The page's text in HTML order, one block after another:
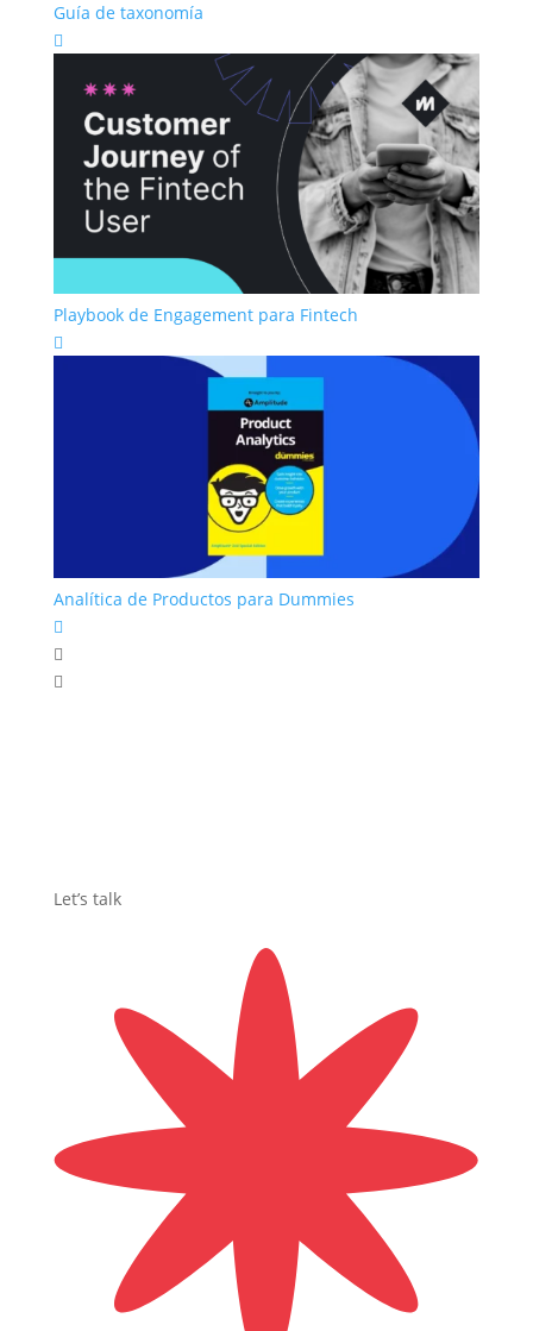
Guía de taxonomía

Playbook de Engagement para Fintech

Analítica de Productos para Dummies



Let’s talk